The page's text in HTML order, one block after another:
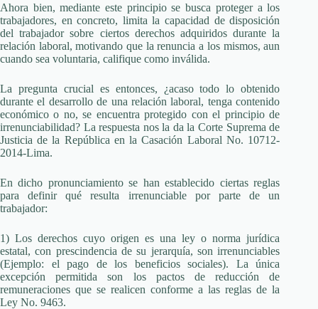
Ahora bien, mediante este principio se busca proteger a los
trabajadores, en concreto, limita la capacidad de disposición
del trabajador sobre ciertos derechos adquiridos durante la
relación laboral, motivando que la renuncia a los mismos, aun
cuando sea voluntaria, califique como inválida.
La pregunta crucial es entonces, ¿acaso todo lo obtenido
durante el desarrollo de una relación laboral, tenga contenido
económico o no, se encuentra protegido con el principio de
irrenunciabilidad? La respuesta nos la da la Corte Suprema de
Justicia de la República en la Casación Laboral No. 10712-
2014-Lima.
En dicho pronunciamiento se han establecido ciertas reglas
para definir qué resulta irrenunciable por parte de un
trabajador:
1) Los derechos cuyo origen es una ley o norma jurídica
estatal, con prescindencia de su jerarquía, son irrenunciables
(Ejemplo: el pago de los beneficios sociales). La única
excepción permitida son los pactos de reducción de
remuneraciones que se realicen conforme a las reglas de la
Ley No. 9463.